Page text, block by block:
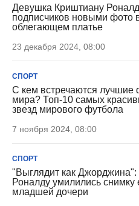
Девушка Криштиану
подписчиков новыми фото
облегающем платье
23 декабря 2024, 08:00
СПОРТ
С кем встречаются лучшие
мира? Топ-10 самых
звезд мирового футбола
7 ноября 2024, 08:00
СПОРТ
"Выглядит как
Роналду умилились снимку
младшей дочери